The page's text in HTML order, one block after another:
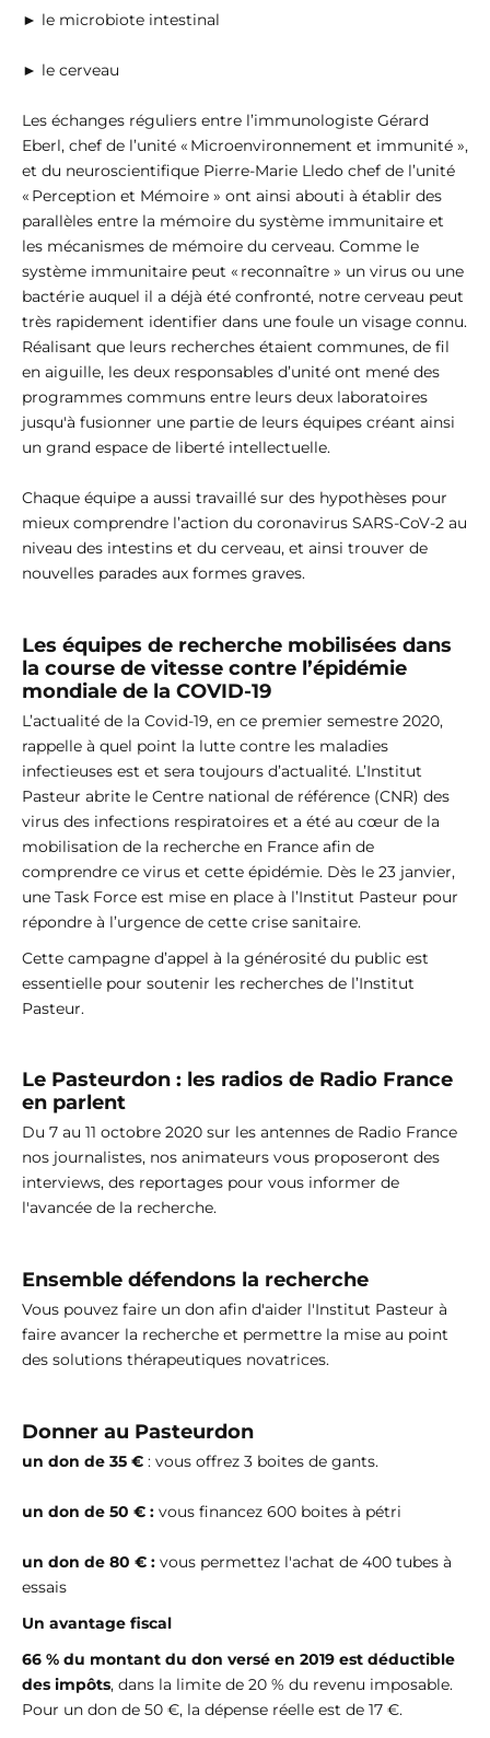
► le microbiote intestinal
► le cerveau
Les échanges réguliers entre l’immunologiste Gérard
Eberl, chef de l’unité « Microenvironnement et immunité »,
et du neuroscientifique Pierre-Marie Lledo chef de l’unité
« Perception et Mémoire » ont ainsi abouti à établir des
parallèles entre la mémoire du système immunitaire et
les mécanismes de mémoire du cerveau. Comme le
système immunitaire peut « reconnaître » un virus ou une
bactérie auquel il a déjà été confronté, notre cerveau peut
très rapidement identifier dans une foule un visage connu.
Réalisant que leurs recherches étaient communes, de fil
en aiguille, les deux responsables d’unité ont mené des
programmes communs entre leurs deux laboratoires
jusqu'à fusionner une partie de leurs équipes créant ainsi
un grand espace de liberté intellectuelle.
Chaque équipe a aussi travaillé sur des hypothèses pour
mieux comprendre l’action du coronavirus SARS-CoV-2 au
niveau des intestins et du cerveau, et ainsi trouver de
nouvelles parades aux formes graves.
Les équipes de recherche mobilisées dans
la course de vitesse contre l’épidémie
mondiale de la COVID-19
L’actualité de la Covid-19, en ce premier semestre 2020,
rappelle à quel point la lutte contre les maladies
infectieuses est et sera toujours d’actualité. L’Institut
Pasteur abrite le Centre national de référence (CNR) des
virus des infections respiratoires et a été au cœur de la
mobilisation de la recherche en France afin de
comprendre ce virus et cette épidémie. Dès le 23 janvier,
une Task Force est mise en place à l’Institut Pasteur pour
répondre à l’urgence de cette crise sanitaire.
Cette campagne d’appel à la générosité du public est
essentielle pour soutenir les recherches de l’Institut
Pasteur.
Le Pasteurdon : les radios de Radio France
en parlent
Du 7 au 11 octobre 2020 sur les antennes de Radio France
nos journalistes, nos animateurs vous proposeront des
interviews, des reportages pour vous informer de
l'avancée de la recherche.
Ensemble défendons la recherche
Vous pouvez faire un don afin d'aider l'Institut Pasteur à
faire avancer la recherche et permettre la mise au point
des solutions thérapeutiques novatrices.
Donner au Pasteurdon
un don de 35 € : vous offrez 3 boites de gants.
un don de 50 € : vous financez 600 boites à pétri
un don de 80 € : vous permettez l'achat de 400 tubes à
essais
Un avantage fiscal
66 % du montant du don versé en 2019 est déductible
des impôts, dans la limite de 20 % du revenu imposable.
Pour un don de 50 €, la dépense réelle est de 17 €.